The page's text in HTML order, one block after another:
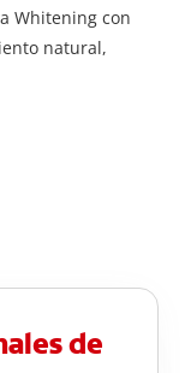
Whitening con
natural,
de